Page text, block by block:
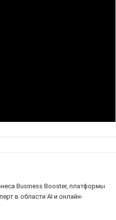
Business Booster, платформы
в области AI и онлайн-